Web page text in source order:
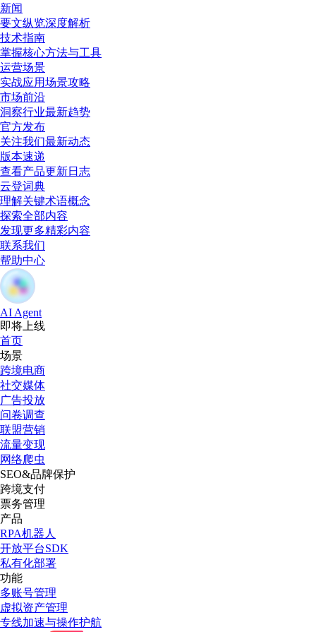
新闻
要文纵览深度解析
技术指南
掌握核心方法与工具
运营场景
实战应用场景攻略
市场前沿
洞察行业最新趋势
官方发布
关注我们最新动态
版本速递
查看产品更新日志
云登词典
理解关键术语概念
探索全部内容
发现更多精彩内容
联系我们
帮助中心
AI Agent
即将上线
首页
场景
跨境电商
社交媒体
广告投放
问卷调查
联盟营销
流量变现
网络爬虫
SEO&品牌保护
跨境支付
票务管理
产品
RPA机器人
开放平台SDK
私有化部署
功能
多账号管理
虚拟资产管理
专线加速与操作护航